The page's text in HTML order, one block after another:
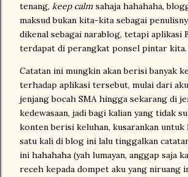
tenang, keep calm sahaja hahahaha,
maksud bukan kita-kita sebagai
dikenal sebagai narablog, tetapi aplikasi
terdapat di perangkat ponsel pintar kita.
Catatan ini mungkin akan berisi banyak
terhadap aplikasi tersebut, mulai dari
jenjang bocah SMA hingga sekarang di
kedewasaan, jadi bagi kalian yang tidak
konten berisi keluhan, kusarankan untuk
satu kali di blog ini lalu tinggalkan
ini hahahaha (yah lumayan, anggap saja
receh kepada dompet aku yang niruang